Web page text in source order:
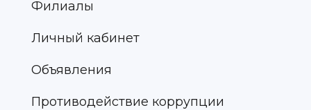
Филиалы
Личный кабинет
Объявления
Противодействие коррупции